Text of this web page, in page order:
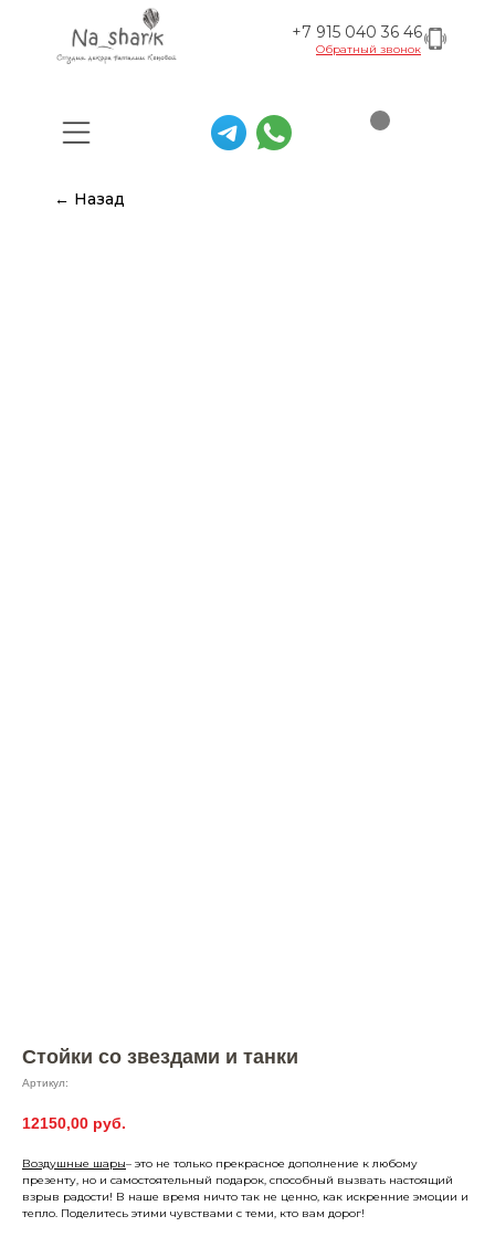
+7 915 040 36 46
Обратный звонок
← Назад
Стойки со звездами и танки
Артикул:
12150,00 руб.
Воздушные шары– это не только прекрасное дополнение к любому
презенту, но и самостоятельный подарок, способный вызвать настоящий
взрыв радости! В наше время ничто так не ценно, как искренние эмоции и
тепло. Поделитесь этими чувствами с теми, кто вам дорог!